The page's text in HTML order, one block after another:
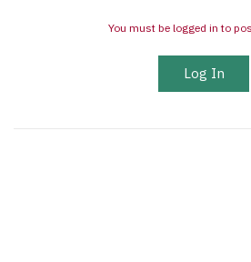
You must be logged in to
Log In